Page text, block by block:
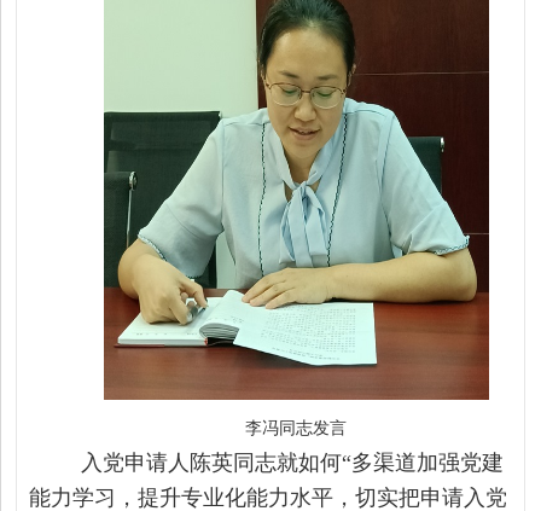
李冯同志发言
入党申请人陈英同志就如何“多渠道加强党建
能力学习，提升专业化能力水平，切实把申请入党